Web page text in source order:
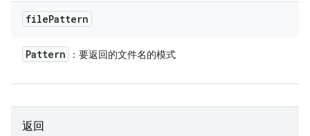
filePattern
Pattern ：要返回的文件名的模式
返回